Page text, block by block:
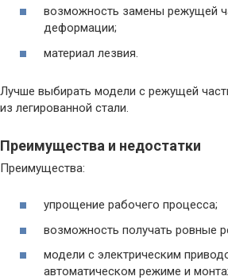
возможность замены режущей
деформации;
материал лезвия.
Лучше выбирать модели с режущей
из легированной стали.
Преимущества и недостатки
Преимущества:
упрощение рабочего процесса;
возможность получать ровные
модели с электрическим
автоматическом режиме и